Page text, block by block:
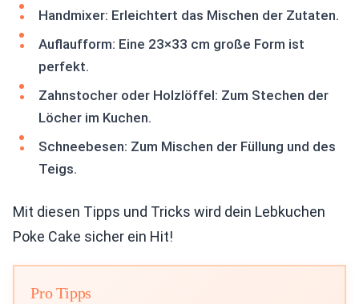
Handmixer: Erleichtert das Mischen der Zutaten.
Auflaufform: Eine 23×33 cm große Form ist
perfekt.
Zahnstocher oder Holzlöffel: Zum Stechen der
Löcher im Kuchen.
Schneebesen: Zum Mischen der Füllung und des
Teigs.
Mit diesen Tipps und Tricks wird dein Lebkuchen
Poke Cake sicher ein Hit!
Pro Tipps